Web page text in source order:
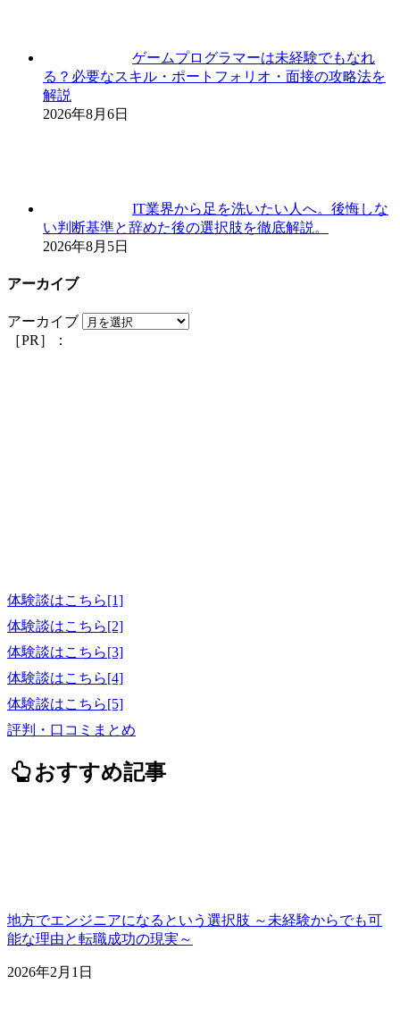
ゲームプログラマーは未経験でもなれ
る？必要なスキル・ポートフォリオ・面接の攻略法を
解説
2026年8月6日
IT業界から足を洗いたい人へ。後悔しな
い判断基準と辞めた後の選択肢を徹底解説。
2026年8月5日
アーカイブ
アーカイブ
［PR］：
体験談はこちら[1]
体験談はこちら[2]
体験談はこちら[3]
体験談はこちら[4]
体験談はこちら[5]
評判・口コミまとめ
おすすめ記事
地方でエンジニアになるという選択肢 ～未経験からでも可
能な理由と転職成功の現実～
2026年2月1日